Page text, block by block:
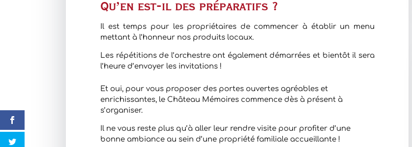
Qu’en est-il des préparatifs ?
Il est temps pour les propriétaires de commencer à établir un menu
mettant à l’honneur nos produits locaux.
Les répétitions de l’orchestre ont également démarrées et bientôt il sera
l’heure d’envoyer les invitations !
Et oui, pour vous proposer des portes ouvertes agréables et
enrichissantes, le Château Mémoires commence dès à présent à
s’organiser.
Il ne vous reste plus qu’à aller leur rendre visite pour profiter d’une
bonne ambiance au sein d’une propriété familiale accueillante !